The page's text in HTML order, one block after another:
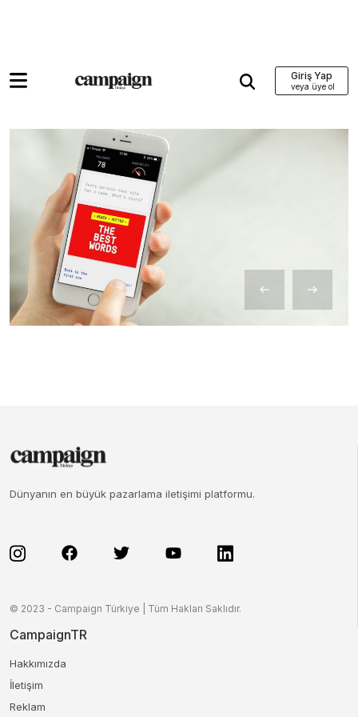
Giriş Yap
Dünyanın en büyük pazarlama iletişimi platformu.
© 2023 - Campaign Türkiye | Tüm Hakları Saklıdır.
CampaignTR
Hakkımızda
İletişim
Reklam